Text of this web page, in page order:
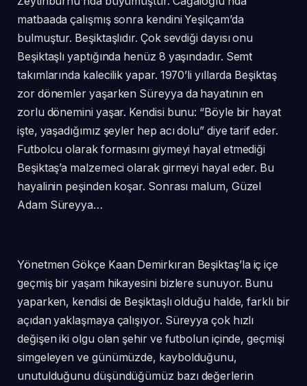
matbaada çalışmış sonra kendini Yeşilçam’da
bulmuştur. Beşiktaşlıdır. Çok sevdiği dayısı onu
Beşiktaşlı yaptığında henüz 8 yaşındadır. Semt
takımlarında kalecilik yapar. 1970’li yıllarda Beşiktaş
zor dönemler yaşarken Süreyya da hayatının en
zorlu dönemini yaşar. Kendisi bunu: “Böyle bir hayat
işte, yaşadığımız şeyler hep acı dolu” diye tarif eder.
Futbolcu olarak formasını giymeyi hayal etmediği
Beşiktaş’a malzemeci olarak girmeyi hayal eder. Bu
hayalinin peşinden koşar. Sonrası malum, Güzel
Adam Süreyya…
Yönetmen Gökçe Kaan Demirkıran Beşiktaş’la iç içe
geçmiş bir yaşam hikayesini bizlere sunuyor. Bunu
yaparken, kendisi de Beşiktaşlı olduğu halde, farklı bir
açıdan yaklaşmaya çalışıyor. Süreyya çok hızlı
değişen iki olgu olan şehir ve futbolun içinde, geçmişi
simgeleyen ve günümüzde, kaybolduğunu,
unutulduğunu düşündüğümüz bazı değerlerin